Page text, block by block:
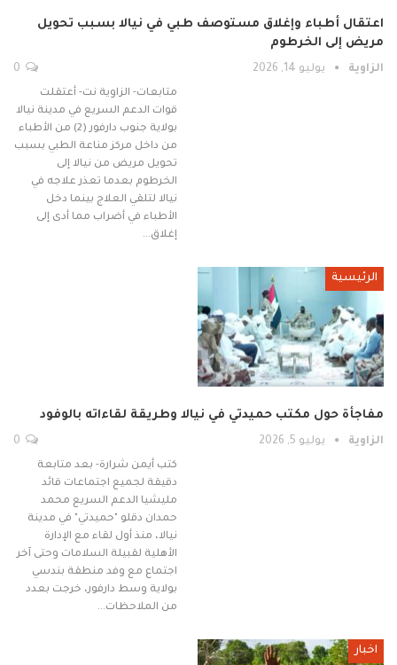
اعتقال أطباء وإغلاق مستوصف طبي في نيالا بسبب تحويل
مريض إلى الخرطوم
الزاوية يوليو 14, 2026
متابعات- الزاوية نت- أعتقلت
قوات الدعم السريع في مدينة نيالا
بولاية جنوب دارفور (2) من الأطباء
من داخل مركز مناعة الطبي بسبب
تحويل مريض من نيالا إلى
الخرطوم بعدما تعذر علاجه في
نيالا لتلقي العلاج بينما دخل
الأطباء في أضراب مما أدى إلى
إغلاق…
الرئيسية
مفاجأة حول مكتب حميدتي في نيالا وطريقة لقاءاته بالوفود
الزاوية يوليو 5, 2026
كتب أيمن شرارة- بعد متابعة
دقيقة لجميع اجتماعات قائد
مليشيا الدعم السريع محمد
حمدان دقلو "حميدتي" في مدينة
نيالا، منذ أول لقاء مع الإدارة
الأهلية لقبيلة السلامات وحتى آخر
اجتماع مع وفد منطقة بندسي
بولاية وسط دارفور، خرجت بعدد
من الملاحظات…
اخبار